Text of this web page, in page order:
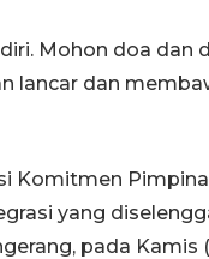
Mohon doa dan
lancar dan
Komitmen
yang
pada Kamis